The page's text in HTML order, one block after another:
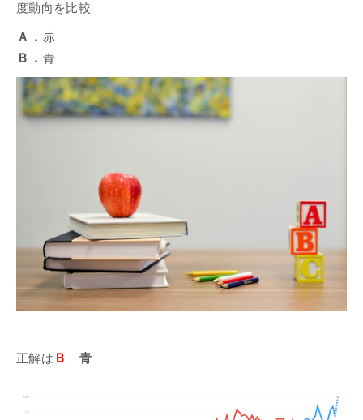
度動向を比較
Ａ． 赤
Ｂ． 青
正解は Ｂ 青